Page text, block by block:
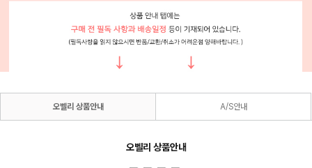
오벨리 상품안내 A/S안내
오벨리 상품안내